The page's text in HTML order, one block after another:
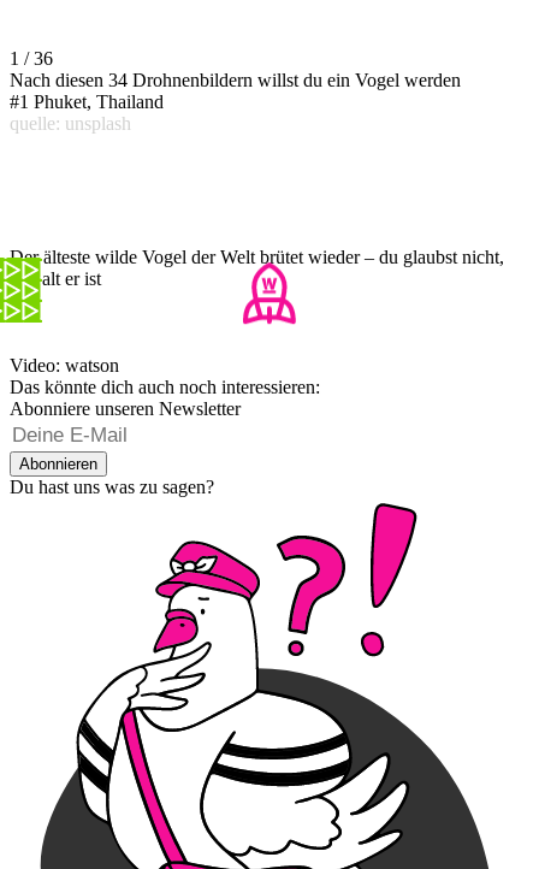
1 / 36
Nach diesen 34 Drohnenbildern willst du ein Vogel werden
#1 Phuket, Thailand
quelle: unsplash
Der älteste wilde Vogel der Welt brütet wieder – du glaubst nicht,
wie alt er ist
Video: watson
Das könnte dich auch noch interessieren:
Abonniere unseren Newsletter
Abonnieren
Du hast uns was zu sagen?